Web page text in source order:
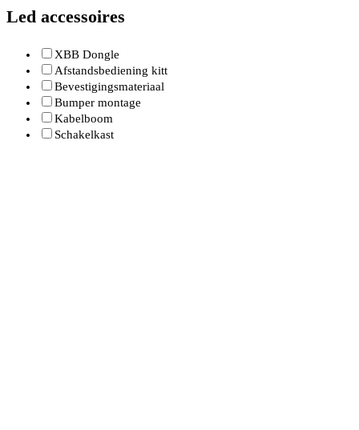
Led accessoires
XBB Dongle
Afstandsbediening kitt
Bevestigingsmateriaal
Bumper montage
Kabelboom
Schakelkast